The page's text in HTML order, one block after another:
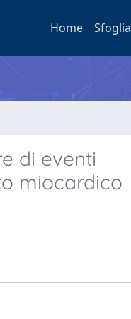
Home Sfoglia
di eventi
miocardico